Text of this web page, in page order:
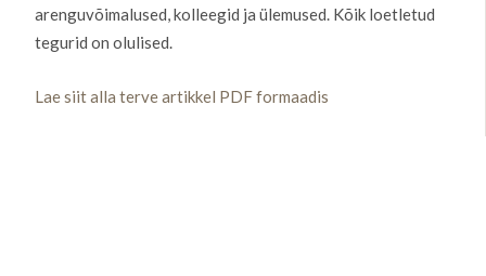
arenguvõimalused, kolleegid ja ülemused. Kõik loetletud
tegurid on olulised.
Lae siit alla terve artikkel PDF formaadis